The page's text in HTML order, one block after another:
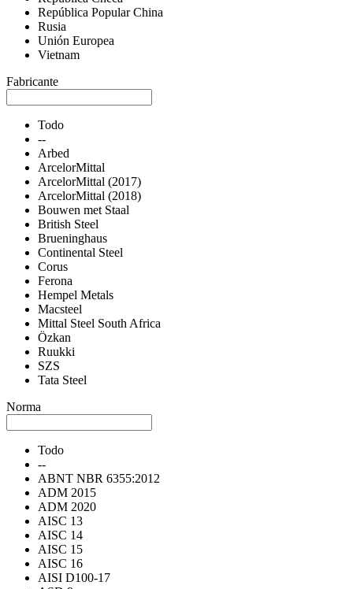
República Popular China
Rusia
Unión Europea
Vietnam
Fabricante
Todo
--
Arbed
ArcelorMittal
ArcelorMittal (2017)
ArcelorMittal (2018)
Bouwen met Staal
British Steel
Brueninghaus
Continental Steel
Corus
Ferona
Hempel Metals
Macsteel
Mittal Steel South Africa
Özkan
Ruukki
SZS
Tata Steel
Norma
Todo
--
ABNT NBR 6355:2012
ADM 2015
ADM 2020
AISC 13
AISC 14
AISC 15
AISC 16
AISI D100-17